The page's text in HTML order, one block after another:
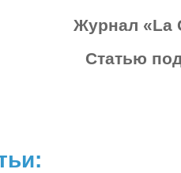
Журнал «La
Статью